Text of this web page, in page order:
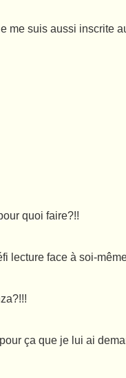
me suis aussi inscrite
quoi faire?!!
lecture face à soi-
ça que je lui ai